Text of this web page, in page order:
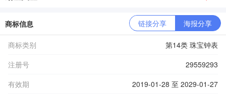
商标信息 链接分享 海报分享
商标类别
第14类 珠宝钟表
注册号
29559293
有效期
2019-01-28 至 2029-01-27